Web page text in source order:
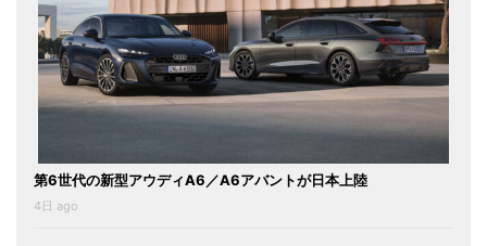
第6世代の新型アウディA6／A6アバントが日本上陸
4日 ago